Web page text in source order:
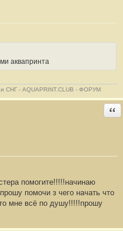
аквапринта
и СНГ - AQUAPRINT.CLUB - ФОРУМ
помогите!!!!!начинаю
помочи з чего начать что
мне всё по душу!!!!!прошу